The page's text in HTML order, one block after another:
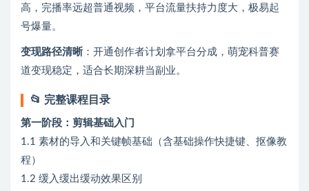
高，完播率远超普通视频，平台流量扶持力度大，极易起
号爆量。
变现路径清晰 ：开通创作者计划拿平台分成，萌宠科普赛
道变现稳定，适合长期深耕当副业。
📂 完整课程目录
第一阶段：剪辑基础入门
1.1 素材的导入和关键帧基础（含基础操作快捷键、抠像教
程）
1.2 缓入缓出缓动效果区别